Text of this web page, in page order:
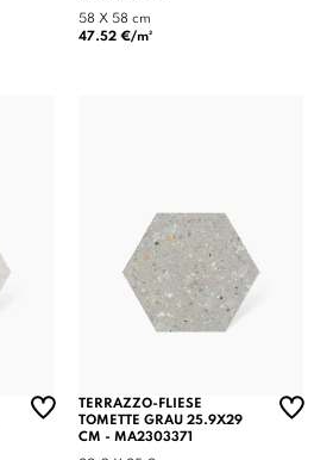
58 X 58 cm
47.52 €/m²
TERRAZZO-FLIESE
TOMETTE GRAU 25.9X29
CM - MA2303371